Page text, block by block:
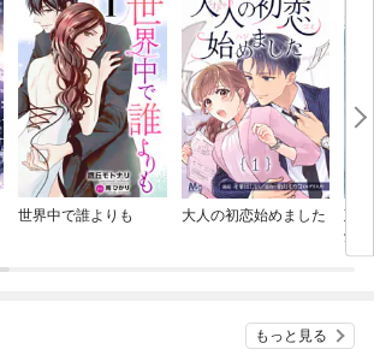
世界中で誰よりも 大人の初恋始めました
政
愛
て
もっと見る